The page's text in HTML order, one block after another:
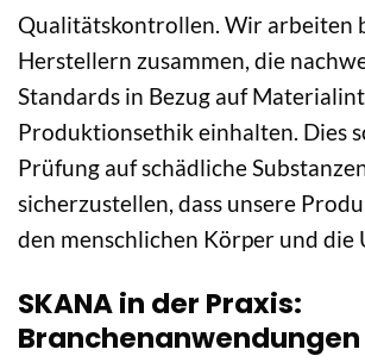
Qualitätskontrollen. Wir arbeiten
Herstellern zusammen, die
Standards in Bezug auf
Produktionsethik einhalten. Dies
Prüfung auf schädliche
sicherzustellen, dass unsere
den menschlichen Körper und die
SKANA in der Praxis:
Branchenanwendungen